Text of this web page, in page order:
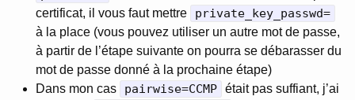
certificat, il vous faut mettre
private_key_passwd=
à la place (vous pouvez utiliser un autre mot de passe,
à partir de l’étape suivante on pourra se débarasser du
mot de passe donné à la prochaine étape)
Dans mon cas
pairwise=CCMP était pas suffiant, j’ai